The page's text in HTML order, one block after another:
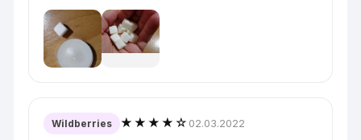
Wildberries ★★★★☆ 02.03.2022